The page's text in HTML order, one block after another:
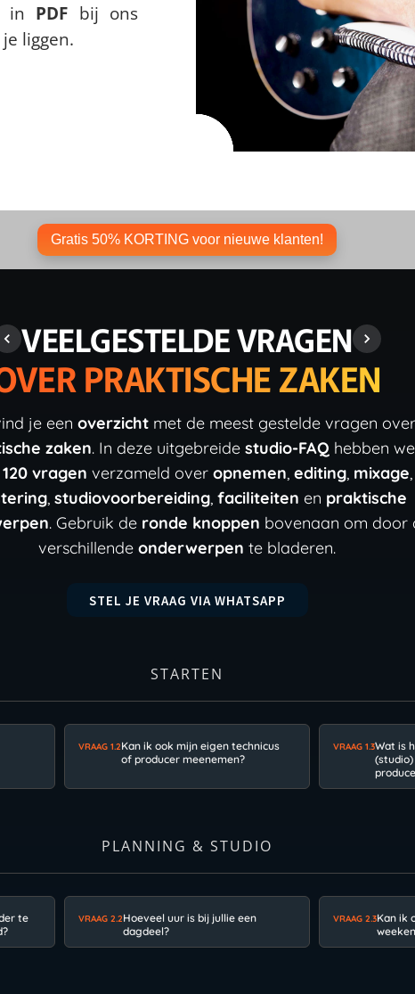
in PDF bij ons
liggen.
Gratis 50% KORTING voor nieuwe klanten!
VEELGESTELDE VRAGEN
PRAKTISCHE ZAKEN
je een overzicht met de meest gestelde vragen over
zaken. In deze uitgebreide studio-FAQ hebben we
vragen verzameld over opnemen, editing, mixage,
, studiovoorbereiding, faciliteiten en praktische
. Gebruik de ronde knoppen bovenaan om door
verschillende onderwerpen te bladeren.
STEL JE VRAAG VIA WHATSAPP
STARTEN
VRAAG 1.2Kan ik ook mijn eigen technicus
of producer meenemen?
VRAAG 1.3Wat is
PLANNING & STUDIO
te
VRAAG 2.2Hoeveel uur is bij jullie een
dagdeel?
VRAAG 2.3Kan ik